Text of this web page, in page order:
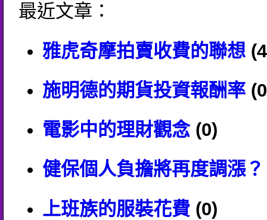
最近文章：
雅虎奇摩拍賣收費的聯想
施明德的期貨投資報酬率
電影中的理財觀念(0)
健保個人負擔將再度調漲？
上班族的服裝花費 (0)